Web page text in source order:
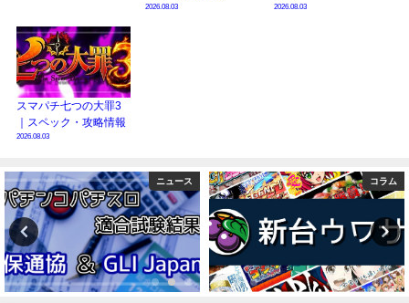
2026.08.03 2026.08.03
スマパチ七つの大罪3
｜スペック・攻略情報
2026.08.03
コラム 検定通過